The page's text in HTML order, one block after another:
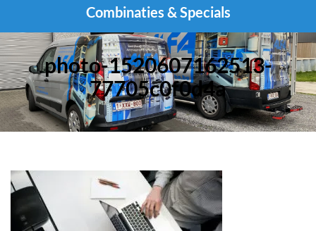
Combinaties & Specials
photo-1520607162513-
77705c0f0d4a